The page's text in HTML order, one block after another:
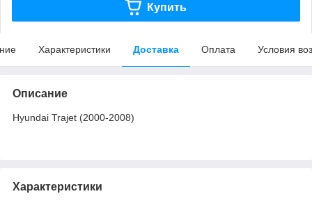
Купить
Характеристики Доставка Оплата Условия
Описание
Hyundai Trajet (2000-2008)
Характеристики